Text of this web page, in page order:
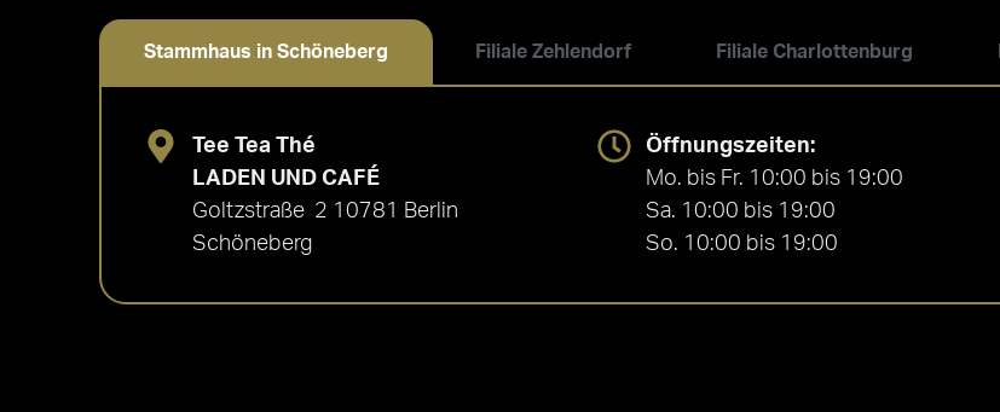
Stammhaus in Schöneberg Filiale Zehlendorf Filiale Charlottenburg
Tee Tea Thé
LADEN UND CAFÉ
Goltzstraße 2 10781 Berlin
Schöneberg
Öffnungszeiten:
Mo. bis Fr. 10:00 bis 19:00
Sa. 10:00 bis 19:00
So. 10:00 bis 19:00